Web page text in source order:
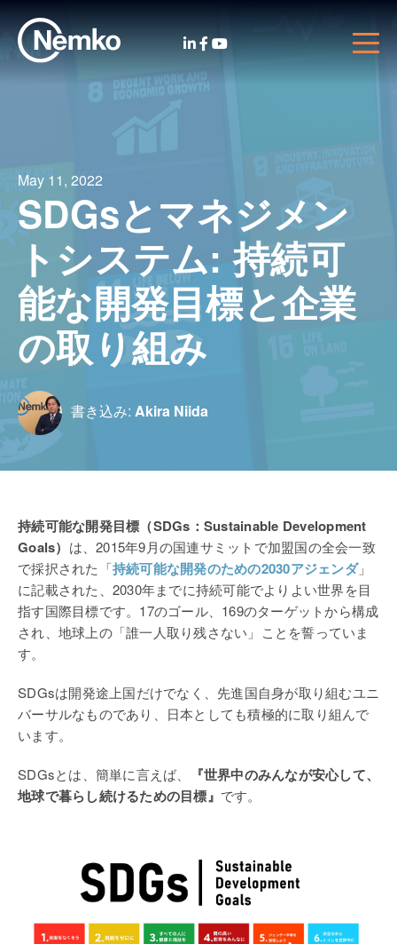
May 11, 2022
SDGsとマネジメン
トシステム: 持続可
能な開発目標と企業
の取り組み
書き込み: Akira Niida
持続可能な開発目標（SDGs： Sustainable Development
Goals） は、 2015年9月の国連サミットで加盟国の全会一致
で採択された「持続可能な開発のための2030アジェンダ」
に記載された、2030年までに持続可能でよりよい世界を目
指す国際目標です。17のゴール、169のターゲットから構成
され、地球上の「誰一人取り残さない 」ことを誓っていま
す。
SDGsは開発途上国だけでなく、先進国自身が取り組むユニ
バーサルなものであり、日本としても積極的に取り組んで
います。
SDGsとは、簡単に言えば、 『世界中のみんなが安心して、
地球で暮らし続けるための目標』 です。